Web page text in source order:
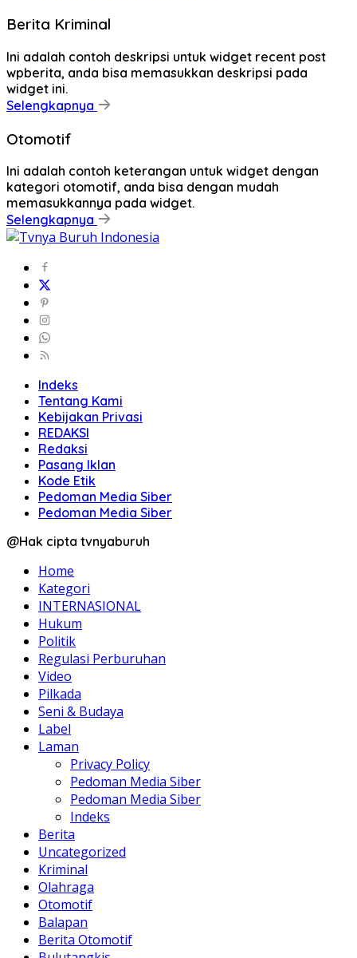
Berita Kriminal
Ini adalah contoh deskripsi untuk widget recent post
wpberita, anda bisa memasukkan deskripsi pada
widget ini.
Selengkapnya
Otomotif
Ini adalah contoh keterangan untuk widget dengan
kategori otomotif, anda bisa dengan mudah
memasukkannya pada widget.
Selengkapnya
Indeks
Tentang Kami
Kebijakan Privasi
REDAKSI
Redaksi
Pasang Iklan
Kode Etik
Pedoman Media Siber
Pedoman Media Siber
@Hak cipta tvnyaburuh
Home
Kategori
INTERNASIONAL
Hukum
Politik
Regulasi Perburuhan
Video
Pilkada
Seni & Budaya
Label
Laman
Privacy Policy
Pedoman Media Siber
Pedoman Media Siber
Indeks
Berita
Uncategorized
Kriminal
Olahraga
Otomotif
Balapan
Berita Otomotif